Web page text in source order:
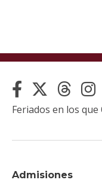
Admisiones
Feriados en los